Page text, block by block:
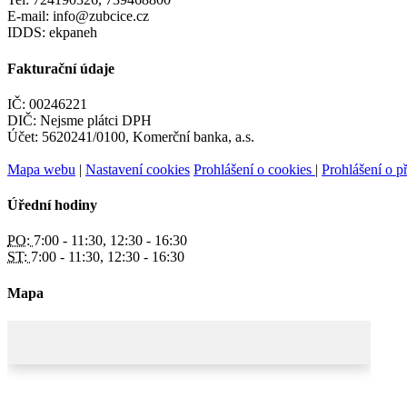
E-mail: info@zubcice.cz
IDDS: ekpaneh
Fakturační údaje
IČ: 00246221
DIČ: Nejsme plátci DPH
Účet: 5620241/0100, Komerční banka, a.s.
Mapa webu | Nastavení cookies Prohlášení o cookies | Prohlášení o
Úřední hodiny
PO: 7:00 - 11:30, 12:30 - 16:30
ST: 7:00 - 11:30, 12:30 - 16:30
Mapa